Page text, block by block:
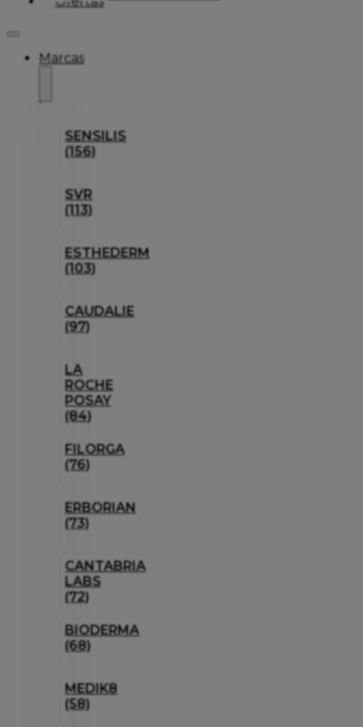
Marcas
SENSILIS
(156)
SVR
(113)
ESTHEDERM
(103)
CAUDALIE
(97)
LA
ROCHE
POSAY
(84)
FILORGA
(76)
ERBORIAN
(73)
CANTABRIA
LABS
(72)
BIODERMA
(68)
MEDIK8
(58)